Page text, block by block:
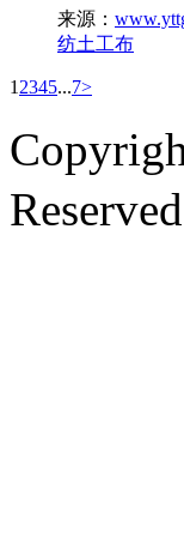
来源：
纺土工布
1 2345...7>
Reserved